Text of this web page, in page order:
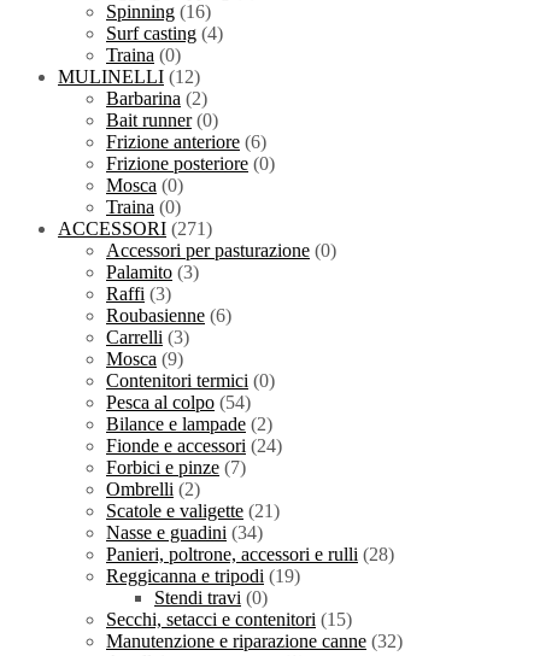
Spinning (16)
Surf casting (4)
Traina (0)
MULINELLI (12)
Barbarina (2)
Bait runner (0)
Frizione anteriore (6)
Frizione posteriore (0)
Mosca (0)
Traina (0)
ACCESSORI (271)
Accessori per pasturazione (0)
Palamito (3)
Raffi (3)
Roubasienne (6)
Carrelli (3)
Mosca (9)
Contenitori termici (0)
Pesca al colpo (54)
Bilance e lampade (2)
Fionde e accessori (24)
Forbici e pinze (7)
Ombrelli (2)
Scatole e valigette (21)
Nasse e guadini (34)
Panieri, poltrone, accessori e rulli (28)
Reggicanna e tripodi (19)
Stendi travi (0)
Secchi, setacci e contenitori (15)
Manutenzione e riparazione canne (32)